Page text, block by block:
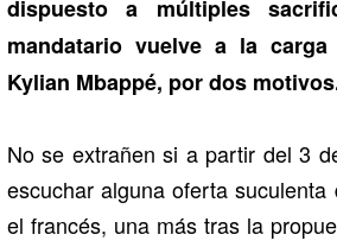
dispuesto a múltiples
mandatario vuelve a la
Kylian Mbappé, por dos
No se extrañen si a partir del 3
escuchar alguna oferta
el francés, una más tras la